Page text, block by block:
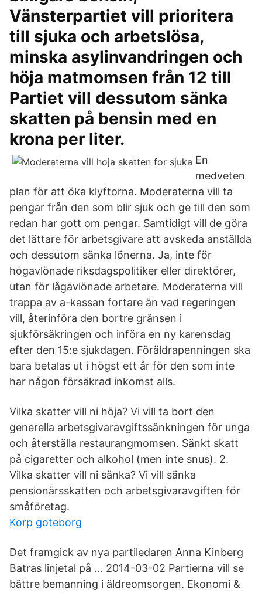
Vänsterpartiet vill prioritera
till sjuka och arbetslösa,
minska asylinvandringen och
höja matmomsen från 12 till
Partiet vill dessutom sänka
skatten på bensin med en
krona per liter.
En
medveten
plan för att öka klyftorna. Moderaterna vill ta
pengar från den som blir sjuk och ge till den som
redan har gott om pengar. Samtidigt vill de göra
det lättare för arbetsgivare att avskeda anställda
och dessutom sänka lönerna. Ja, inte för
högavlönade riksdagspolitiker eller direktörer,
utan för lågavlönade arbetare. Moderaterna vill
trappa av a-kassan fortare än vad regeringen
vill, återinföra den bortre gränsen i
sjukförsäkringen och införa en ny karensdag
efter den 15:e sjukdagen. Föräldrapenningen ska
bara betalas ut i högst ett år för den som inte
har någon försäkrad inkomst alls.
Vilka skatter vill ni höja? Vi vill ta bort den
generella arbetsgivaravgiftssänkningen för unga
och återställa restaurangmomsen. Sänkt skatt
på cigaretter och alkohol (men inte snus). 2.
Vilka skatter vill ni sänka? Vi vill sänka
pensionärsskatten och arbetsgivaravgiften för
småföretag.
Korp goteborg
Det framgick av nya partiledaren Anna Kinberg
Batras linjetal på … 2014-03-02 Partierna vill se
bättre bemanning i äldreomsorgen. Ekonomi &